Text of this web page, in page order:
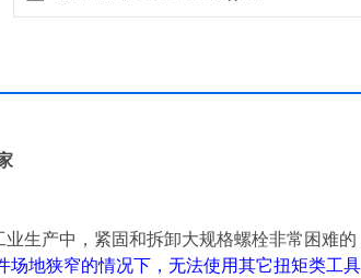
业生产中，紧固和拆卸大规格螺栓非常困难
场地狭窄的情况下，无法使用其它扭矩类工具